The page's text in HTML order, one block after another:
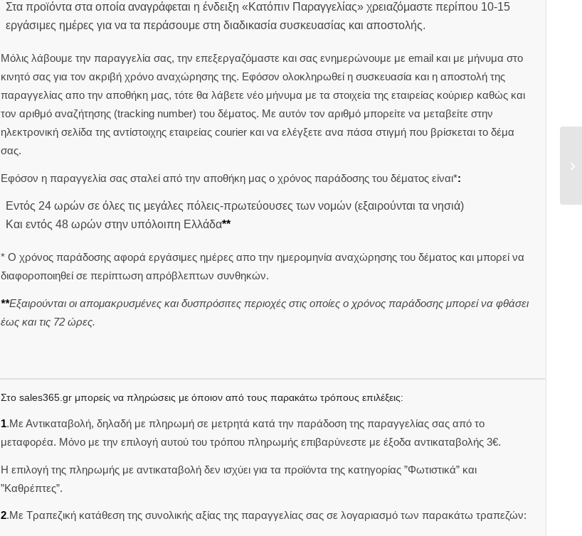
Στα προϊόντα στα οποία αναγράφεται η ένδειξη «Κατόπιν Παραγγελίας» χρειαζόμαστε περίπου 10-15
εργάσιμες ημέρες για να τα περάσουμε στη διαδικασία συσκευασίας και αποστολής.
Μόλις λάβουμε την παραγγελία σας, την επεξεργαζόμαστε και σας ενημερώνουμε με email και με μήνυμα στο
κινητό σας για τον ακριβή χρόνο αναχώρησης της. Εφόσον ολοκληρωθεί η συσκευασία και η αποστολή της
παραγγελίας απο την αποθήκη μας, τότε θα λάβετε νέο μήνυμα με τα στοιχεία της εταιρείας κούριερ καθώς και
τον αριθμό αναζήτησης (tracking number) του δέματος. Με αυτόν τον αριθμό μπορείτε να μεταβείτε στην
ηλεκτρονική σελίδα της αντίστοιχης εταιρείας courier και να ελέγξετε ανα πάσα στιγμή που βρίσκεται το δέμα
σας.
Εφόσον η παραγγελία σας σταλεί από την αποθήκη μας ο χρόνος παράδοσης του δέματος είναι*:
Εντός 24 ωρών σε όλες τις μεγάλες πόλεις-πρωτεύουσες των νομών (εξαιρούνται τα νησιά)
Και εντός 48 ωρών στην υπόλοιπη Ελλάδα**
* Ο χρόνος παράδοσης αφορά εργάσιμες ημέρες απο την ημερομηνία αναχώρησης του δέματος και μπορεί να
διαφοροποιηθεί σε περίπτωση απρόβλεπτων συνθηκών.
**Εξαιρούνται οι απομακρυσμένες και δυσπρόσιτες περιοχές στις οποίες ο χρόνος παράδοσης μπορεί να φθάσει
έως και τις 72 ώρες.
Στο sales365.gr μπορείς να πληρώσεις με όποιον από τους παρακάτω τρόπους επιλέξεις:
1.Με Αντικαταβολή, δηλαδή με πληρωμή σε μετρητά κατά την παράδοση της παραγγελίας σας από το
μεταφορέα. Μόνο με την επιλογή αυτού του τρόπου πληρωμής επιβαρύνεστε με έξοδα αντικαταβολής 3€.
Η επιλογή της πληρωμής με αντικαταβολή δεν ισχύει για τα προϊόντα της κατηγορίας ”Φωτιστικά” και
”Καθρέπτες”.
2.Με Τραπεζική κατάθεση της συνολικής αξίας της παραγγελίας σας σε λογαριασμό των παρακάτω τραπεζών: